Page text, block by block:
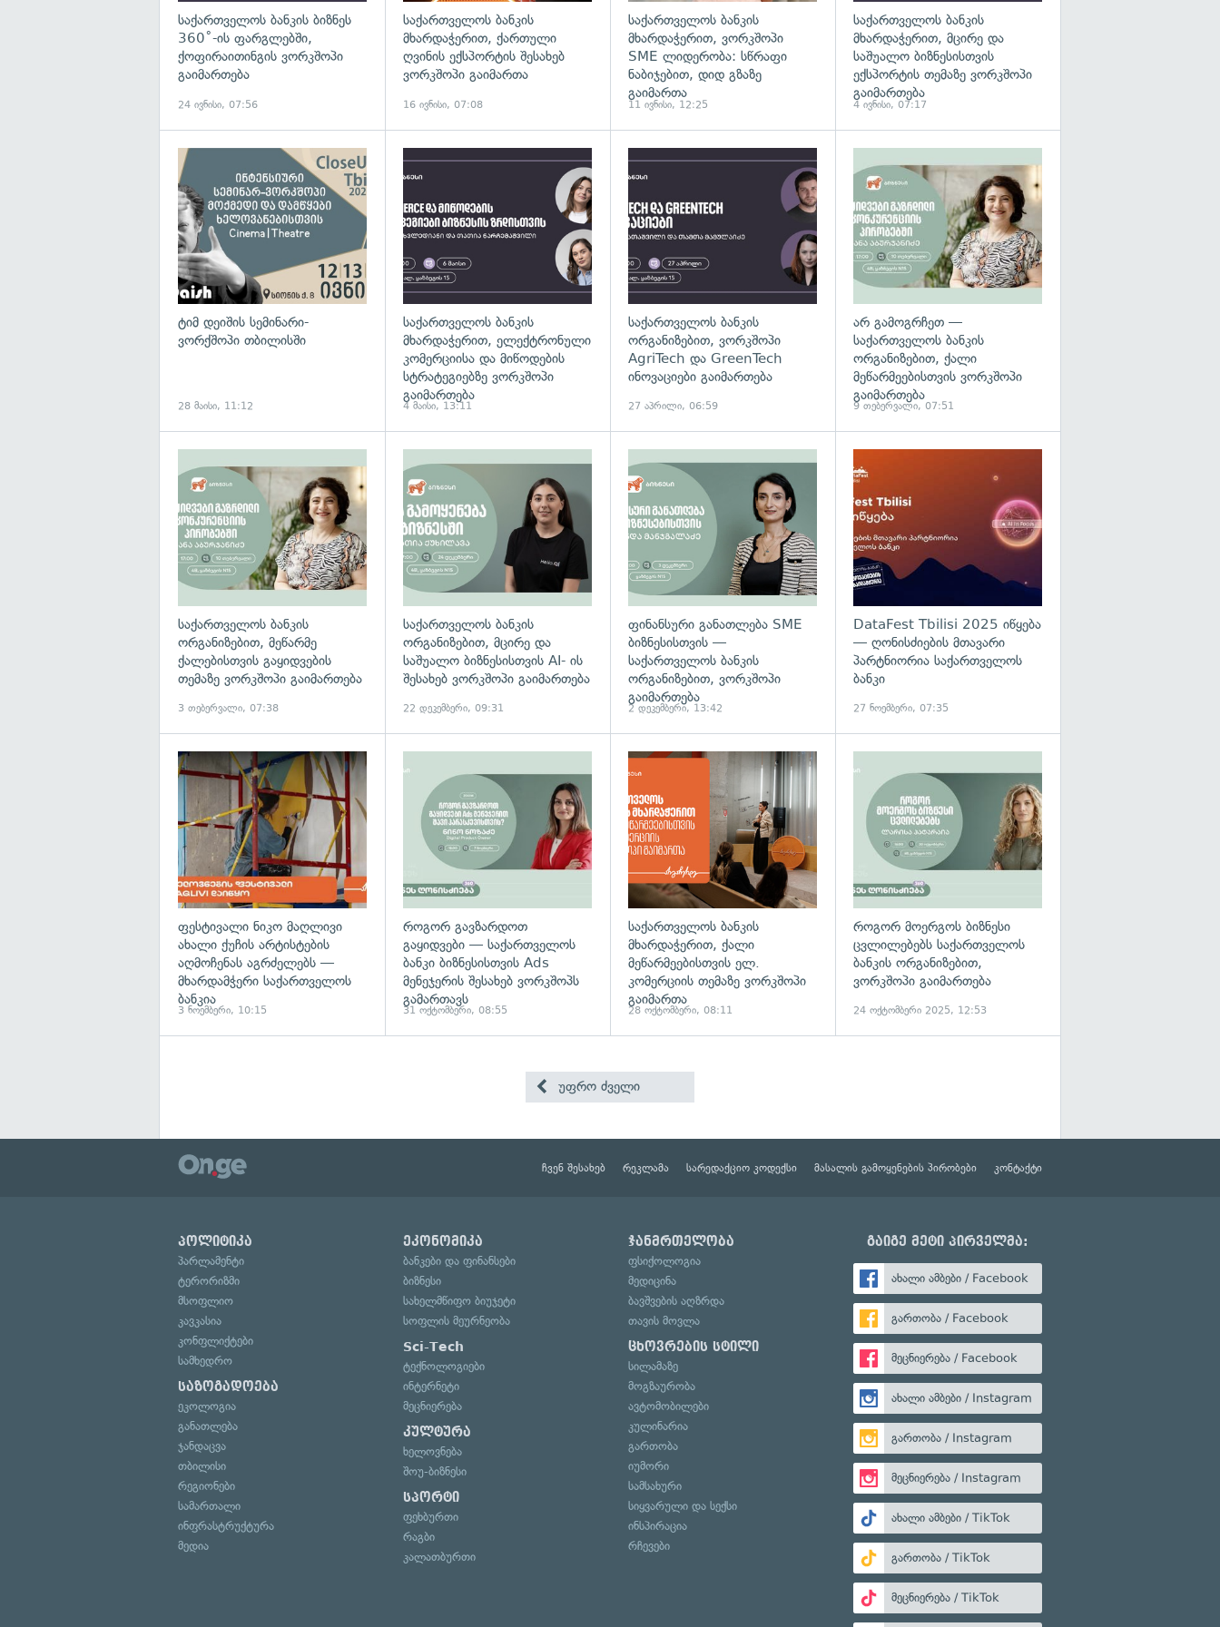
საქართველოს ბანკის ბიზნეს
360˚-ის ფარგლებში,
ქოფირაითინგის ვორკშოპი
გაიმართება
24 ივნისი, 07:56
საქართველოს ბანკის
მხარდაჭერით, ქართული
ღვინის ექსპორტის შესახებ
ვორკშოპი გაიმართა
16 ივნისი, 07:08
საქართველოს ბანკის
მხარდაჭერით, ვორკშოპი
SME ლიდერობა: სწრაფი
ნაბიჯებით, დიდ გზაზე
გაიმართა
11 ივნისი, 12:25
საქართველოს ბანკის
მხარდაჭერით, მცირე და
საშუალო ბიზნესისთვის
ექსპორტის თემაზე ვორკშოპი
გაიმართება
4 ივნისი, 07:17
ტიმ დეიშის სემინარი-
ვორქშოპი თბილისში
28 მაისი, 11:12
საქართველოს ბანკის
მხარდაჭერით, ელექტრონული
კომერციისა და მიწოდების
სტრატეგიებზე ვორკშოპი
გაიმართება
4 მაისი, 13:11
საქართველოს ბანკის
ორგანიზებით, ვორკშოპი
AgriTech და GreenTech
ინოვაციები გაიმართება
27 აპრილი, 06:59
არ გამოგრჩეთ —
საქართველოს ბანკის
ორგანიზებით, ქალი
მეწარმეებისთვის ვორკშოპი
გაიმართება
9 თებერვალი, 07:51
საქართველოს ბანკის
ორგანიზებით, მეწარმე
ქალებისთვის გაყიდვების
თემაზე ვორკშოპი გაიმართება
3 თებერვალი, 07:38
საქართველოს ბანკის
ორგანიზებით, მცირე და
საშუალო ბიზნესისთვის AI- ის
შესახებ ვორკშოპი გაიმართება
22 დეკემბერი, 09:31
ფინანსური განათლება SME
ბიზნესისთვის —
საქართველოს ბანკის
ორგანიზებით, ვორკშოპი
გაიმართება
2 დეკემბერი, 13:42
DataFest Tbilisi 2025 იწყება
— ღონისძიების მთავარი
პარტნიორია საქართველოს
ბანკი
27 ნოემბერი, 07:35
ფესტივალი ნიკო მაღლივი
ახალი ქუჩის არტისტების
აღმოჩენას აგრძელებს —
მხარდამჭერი საქართველოს
ბანკია
3 ნოემბერი, 10:15
როგორ გავზარდოთ
გაყიდვები — საქართველოს
ბანკი ბიზნესისთვის Ads
მენეჯერის შესახებ ვორკშოპს
გამართავს
31 ოქტომბერი, 08:55
საქართველოს ბანკის
მხარდაჭერით, ქალი
მეწარმეებისთვის ელ.
კომერციის თემაზე ვორკშოპი
გაიმართა
28 ოქტომბერი, 08:11
როგორ მოერგოს ბიზნესი
ცვლილებებს საქართველოს
ბანკის ორგანიზებით,
ვორკშოპი გაიმართება
24 ოქტომბერი 2025, 12:53
უფრო ძველი
ჩვენ შესახებ რეკლამა სარედაქციო კოდექსი მასალის გამოყენების პირობები კონტაქტი
პოლიტიკა
პარლამენტი
ტერორიზმი
მსოფლიო
კავკასია
კონფლიქტები
სამხედრო
საზოგადოება
ეკოლოგია
განათლება
ჯანდაცვა
თბილისი
რეგიონები
სამართალი
ინფრასტრუქტურა
მედია
ეკონომიკა
ბანკები და ფინანსები
ბიზნესი
სახელმწიფო ბიუჯეტი
სოფლის მეურნეობა
Sci-Tech
ტექნოლოგიები
ინტერნეტი
მეცნიერება
კულტურა
ხელოვნება
შოუ-ბიზნესი
სპორტი
ფეხბურთი
რაგბი
კალათბურთი
ჯანმრთელობა
ფსიქოლოგია
მედიცინა
ბავშვების აღზრდა
თავის მოვლა
ცხოვრების სტილი
სილამაზე
მოგზაურობა
ავტომობილები
კულინარია
გართობა
იუმორი
სამსახური
სიყვარული და სექსი
ინსპირაცია
რჩევები
გაიგე მეტი პირველმა:
ახალი ამბები / Facebook
გართობა / Facebook
მეცნიერება / Facebook
ახალი ამბები / Instagram
გართობა / Instagram
მეცნიერება / Instagram
ახალი ამბები / TikTok
გართობა / TikTok
მეცნიერება / TikTok